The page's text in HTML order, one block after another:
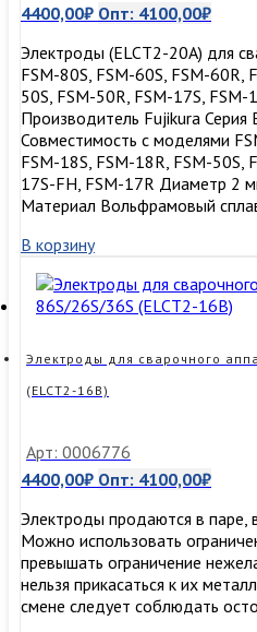
4400,00₽ Опт: 4100,00₽
Электроды (ELCT2-20A) для
FSM-80S, FSM-60S, FSM-60R,
50S, FSM-50R, FSM-17S, FSM-
Производитель Fujikura
Совместимость с моделями
FSM-18S, FSM-18R, FSM-50S,
17S-FH, FSM-17R Диаметр 2
Материал Вольфрамовый
В корзину
Электроды для сварочного
(ELCT2-16B)
Арт: 0006776
4400,00₽ Опт: 4100,00₽
Электроды продаются в паре,
Можно использовать
превышать ограничение
нельзя прикасаться к их
смене следует соблюдать